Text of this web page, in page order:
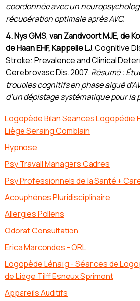
coordonnée avec un
récupération optimale après AVC.
4. Nys GMS, van Zandvoort MJE, de
de Haan EHF, Kappelle LJ.Cognitive
Stroke: Prevalence and Clinical
Cerebrovasc Dis. 2007. Résumé :
troubles cognitifs en phase aiguë
d’un dépistage systématique pour la
Logopède Bilan Séances Logopédie
Liège Seraing Comblain
Hypnose
Psy Travail Managers Cadres
Psy Professionnels de la Santé +
Acouphènes Pluridisciplinaire
Allergies Pollens
Odorat Consultation
Erica Marcondes - ORL
Logopède Lénaïg - Séances de
de Liège Tilff Esneux Sprimont
Appareils Auditifs